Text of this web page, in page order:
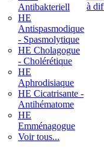
Antibakteriell
HE
Antispasmodique
- Spasmolytique
HE Cholagogue
- Cholérétique
HE
Aphrodisiaque
HE Cicatrisante -
Antihématome
HE
Emménagogue
Voir tous...